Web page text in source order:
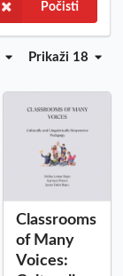
Počisti
Prikaži 18
Classrooms
of Many
Voices: